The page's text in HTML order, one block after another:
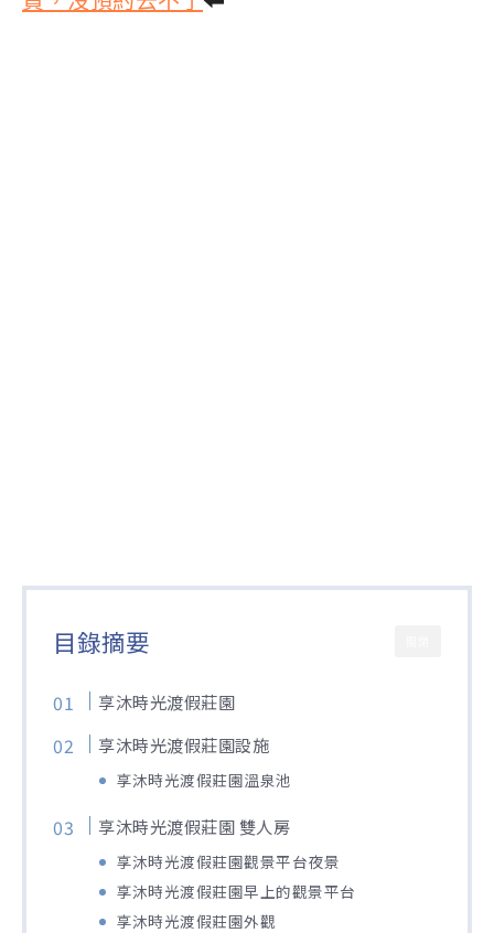
目錄摘要
享沐時光渡假莊園
享沐時光渡假莊園設施
享沐時光渡假莊園溫泉池
享沐時光渡假莊園 雙人房
享沐時光渡假莊園觀景平台夜景
享沐時光渡假莊園早上的觀景平台
享沐時光渡假莊園外觀